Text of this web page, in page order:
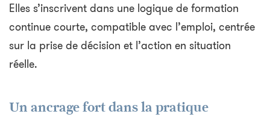
Elles s’inscrivent dans une logique de formation
continue courte, compatible avec l’emploi, centrée
sur la prise de décision et l’action en situation
réelle.
Un ancrage fort dans la pratique